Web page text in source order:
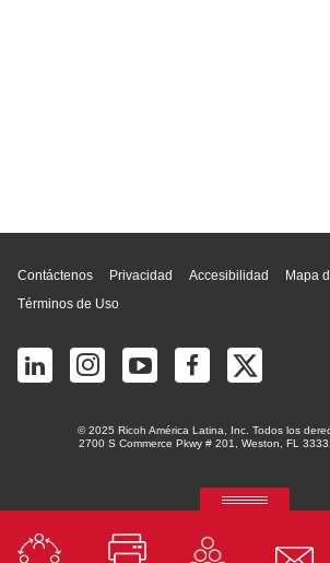
La plataforma predictiva de
Contáctenos Privacidad Accesibilidad
Mapa
Términos de Uso
© 2025 Ricoh América Latina, Inc. Todos los
2700 S Commerce Pkwy # 201, Weston, FL